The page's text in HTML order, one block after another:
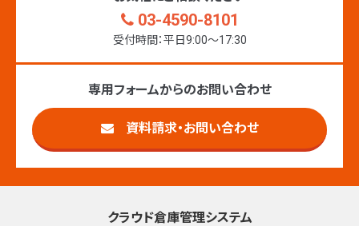
03-4590-8101
受付時間：平日9:00〜17:30
専用フォームからのお問い合わせ
資料請求・お問い合わせ
クラウド倉庫管理システム